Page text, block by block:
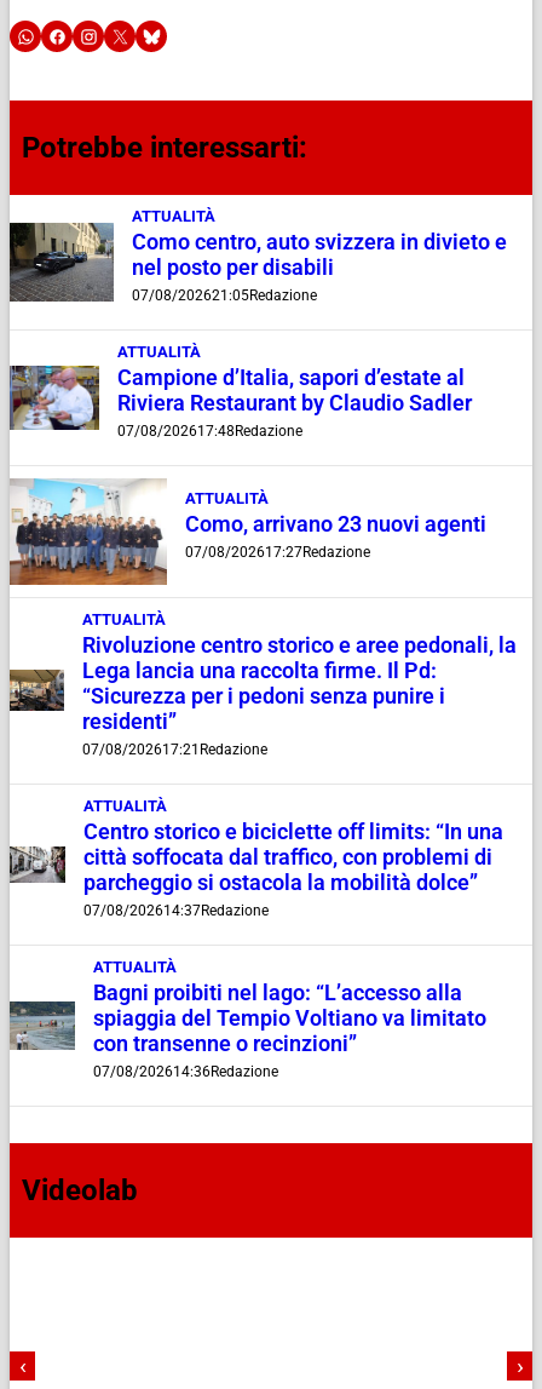
Potrebbe interessarti:
ATTUALITÀ
Como centro, auto svizzera in divieto e
nel posto per disabili
07/08/202621:05Redazione
ATTUALITÀ
Campione d’Italia, sapori d’estate al
Riviera Restaurant by Claudio Sadler
07/08/202617:48 Redazione
ATTUALITÀ
Como, arrivano 23 nuovi agenti
07/08/202617:27Redazione
ATTUALITÀ
Rivoluzione centro storico e aree pedonali, la
Lega lancia una raccolta firme. Il Pd:
“Sicurezza per i pedoni senza punire i
residenti”
07/08/202617:21 Redazione
ATTUALITÀ
Centro storico e biciclette off limits: “In una
città soffocata dal traffico, con problemi di
parcheggio si ostacola la mobilità dolce”
07/08/202614:37Redazione
ATTUALITÀ
Bagni proibiti nel lago: “L’accesso alla
spiaggia del Tempio Voltiano va limitato
con transenne o recinzioni”
07/08/202614:36Redazione
Videolab
‹ ›